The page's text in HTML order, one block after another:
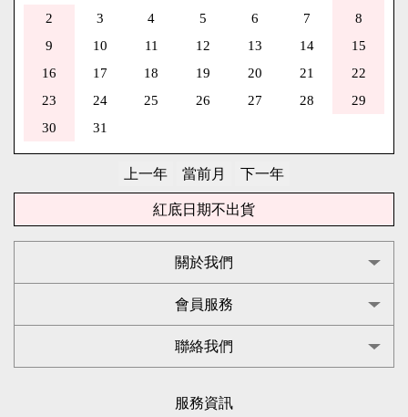
2
3 4 5 6 7
8
9
10 11 12 13 14
15
16
17 18 19 20 21
22
23
24 25 26 27 28
29
30
31
紅底日期不出貨
關於我們
會員服務
聯絡我們
服務資訊